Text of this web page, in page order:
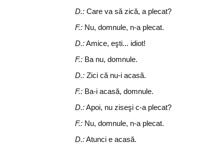
D.: Care va să zică, a plecat?
F.: Nu, domnule, n-a plecat.
D.:Amice, eşti... idiot!
F.: Ba nu, domnule.
D.: Zici că nu-i acasă.
F.: Ba-i acasă, domnule.
D.:Apoi, nu ziseşi c-a plecat?
F.: Nu, domnule, n-a plecat.
D.:Atunci e acasă.